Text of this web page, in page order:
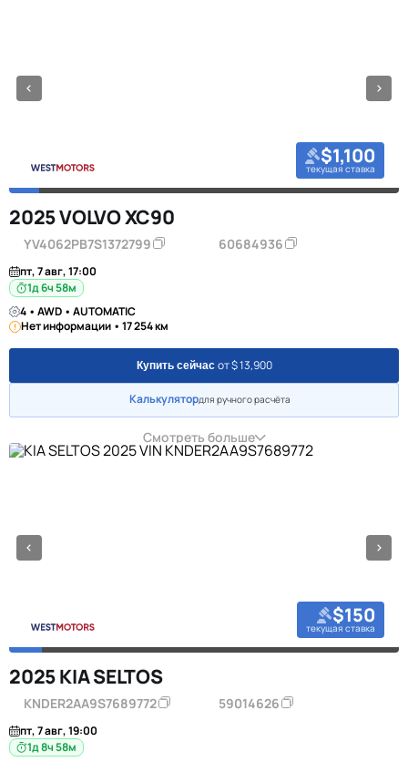
$1,100
текущая ставка
2025 VOLVO XC90
YV4062PB7S1372799 60684936
пт, 7 авг, 17:00
1д 6ч 58м
4 • AWD • AUTOMATIC
Нет информации • 17 254 км
Купить сейчас от $ 13,900
Калькулятордля ручного расчёта
Смотреть больше
$150
текущая ставка
2025 KIA SELTOS
KNDER2AA9S7689772 59014626
пт, 7 авг, 19:00
1д 8ч 58м